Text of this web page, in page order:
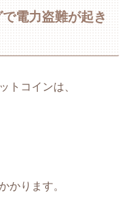
電力盗難が起き
トコインは、
かります。